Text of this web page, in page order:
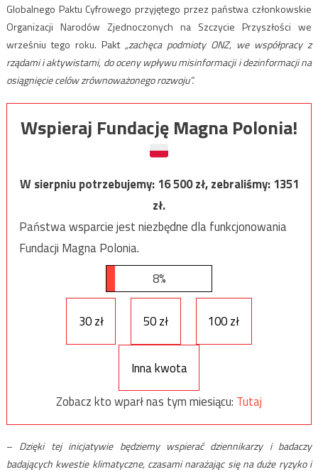
Globalnego Paktu Cyfrowego przyjętego przez państwa członkowskie
Organizacji Narodów Zjednoczonych na Szczycie Przyszłości we
wrześniu tego roku. Pakt „zachęca podmioty ONZ, we współpracy z
rządami i aktywistami, do oceny wpływu misinformacji i dezinformacji na
osiągnięcie celów zrównoważonego rozwoju”.
Wspieraj Fundację Magna Polonia!
W sierpniu potrzebujemy:16 500zł, zebraliśmy:1351
zł.
Państwa wsparcie jest niezbędne dla funkcjonowania
Fundacji Magna Polonia.
8%
30 zł 50 zł 100 zł
Inna kwota
Zobacz kto wparł nas tym miesiącu: Tutaj
– Dzięki tej inicjatywie będziemy wspierać dziennikarzy i badaczy
badających kwestie klimatyczne, czasami narażając się na duże ryzyko i